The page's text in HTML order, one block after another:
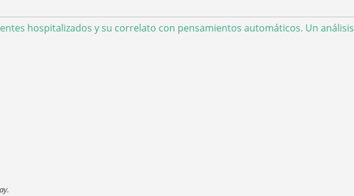
hospitalizados y su correlato con pensamientos automáticos. Un análisis